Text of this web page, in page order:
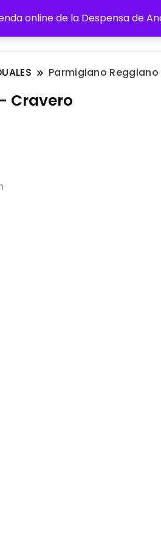
online de la Despensa de
Andrés
Parmigiano
Cravero